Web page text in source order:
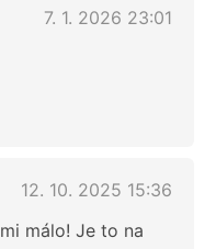
7. 1. 2026 23:01
12. 10. 2025 15:36
málo! Je to na